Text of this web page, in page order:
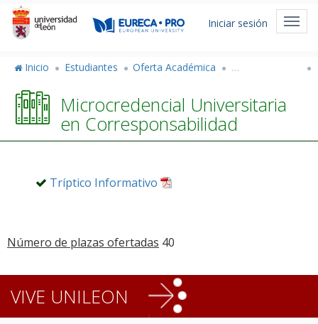
Pasar
contenido
Menú
cuenta
usuario
Iniciar sesión
Inicio Estudiantes Oferta Académica Títulos Propios
Microcredencial Universitaria
en Corresponsabilidad
Tríptico Informativo
Número de plazas ofertadas 40
VIVE UNILEON